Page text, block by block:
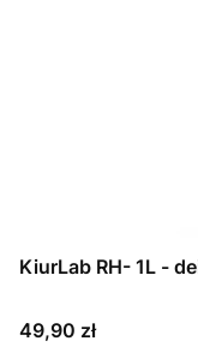
KiurLab RH- 1L -
Cena
49,90 zł